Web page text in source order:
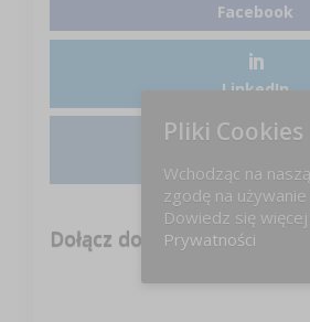
Facebook
LinkedIn
Instagram
Dołącz do nas na FB!
Pliki Cookies
Wchodząc na
zgodę na
Dowiedz się
Prywatności